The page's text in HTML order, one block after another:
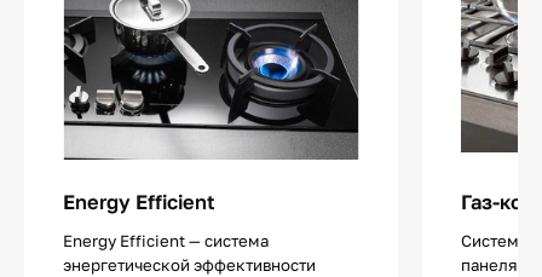
Energy Efficient
Energy Efficient — система
энергетической эффективности
Газ-
Система
панелях